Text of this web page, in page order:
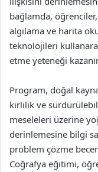
bağlamda,
algılama ve harita
teknolojileri
etme yeteneği
Program, doğal
kirlilik ve
meseleleri üzerine
derinlemesine bilgi
problem çözme
Coğrafya eğitimi,